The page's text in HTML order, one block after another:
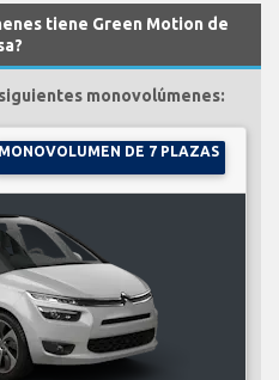
tiene Green Motion de
monovolúmenes:
MONOVOLUMEN DE 7 PLAZAS